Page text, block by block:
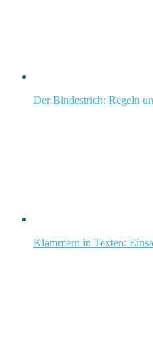
Der Bindestrich: Regeln
Klammern in Texten: